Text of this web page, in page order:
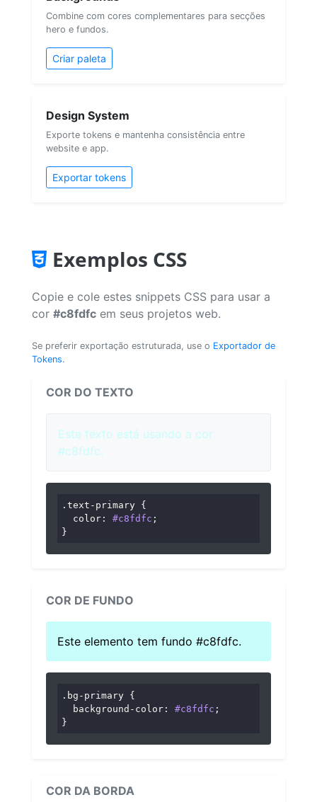
Combine com cores complementares para secções
hero e fundos.
Criar paleta
Design System
Exporte tokens e mantenha consistência entre
website e app.
Exportar tokens
Exemplos CSS
Copie e cole estes snippets CSS para usar a
cor #c8fdfc em seus projetos web.
Se preferir exportação estruturada, use o Exportador de
Tokens.
COR DO TEXTO
Este texto está usando a cor
#c8fdfc.
.text-primary {
color : #c8fdfc ;
}
COR DE FUNDO
Este elemento tem fundo #c8fdfc.
.bg-primary {
background-color : #c8fdfc ;
}
COR DA BORDA